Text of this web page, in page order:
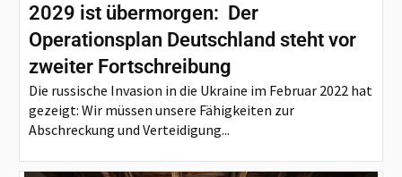
2029 ist übermorgen: Der
Operationsplan Deutschland steht vor
zweiter Fortschreibung
Die russische Invasion in die Ukraine im Februar 2022 hat
gezeigt: Wir müssen unsere Fähigkeiten zur
Abschreckung und Verteidigung...